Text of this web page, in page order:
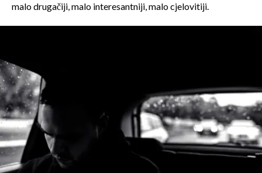
malo drugačiji, malo interesantniji, malo cjelovitiji.